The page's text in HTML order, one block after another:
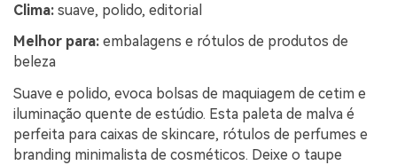
Clima: suave, polido, editorial
Melhor para: embalagens e rótulos de produtos de
beleza
Suave e polido, evoca bolsas de maquiagem de cetim e
iluminação quente de estúdio. Esta paleta de malva é
perfeita para caixas de skincare, rótulos de perfumes e
branding minimalista de cosméticos. Deixe o taupe